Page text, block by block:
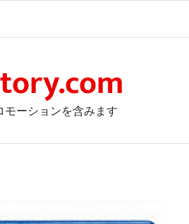
モーションを含みます